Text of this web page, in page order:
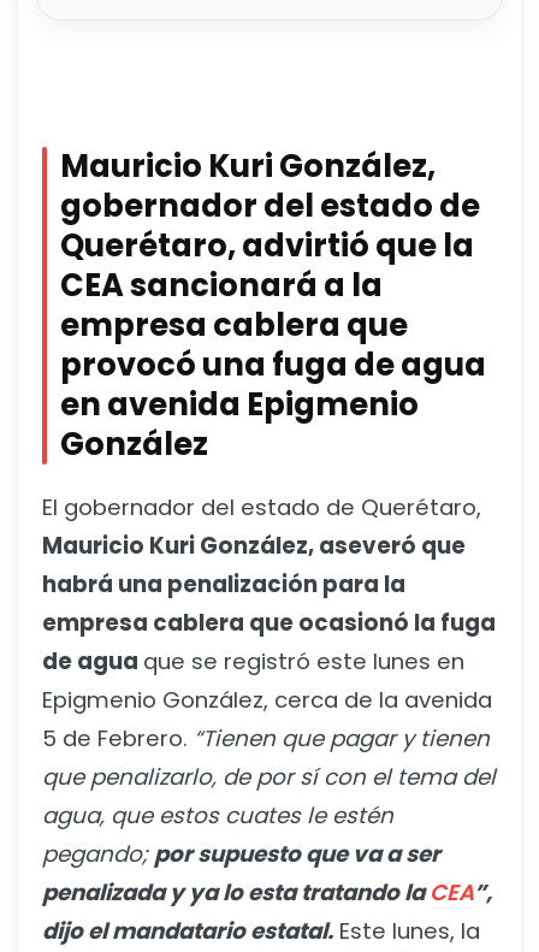
Mauricio Kuri González,
gobernador del estado de
Querétaro, advirtió que la
CEA sancionará a la
empresa cablera que
provocó una fuga de agua
en avenida Epigmenio
González
El gobernador del estado de Querétaro,
Mauricio Kuri González, aseveró que
habrá una penalización para la
empresa cablera que ocasionó la fuga
de agua que se registró este lunes en
Epigmenio González, cerca de la avenida
5 de Febrero. “Tienen que pagar y tienen
que penalizarlo, de por sí con el tema del
agua, que estos cuates le estén
pegando; por supuesto que va a ser
penalizada y ya lo esta tratando laCEA”,
dijo el mandatario estatal. Este lunes, la